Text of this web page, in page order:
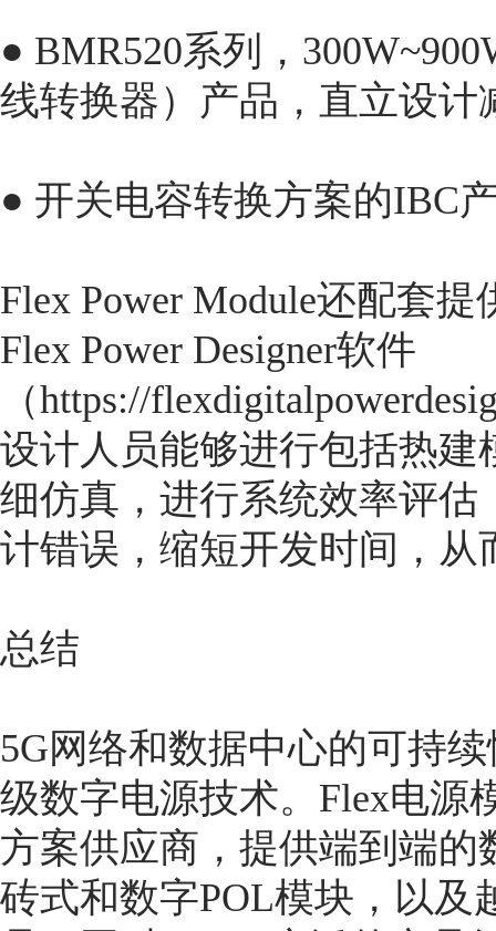
● BMR520系列，
线转换器）产品，直立设
● 开关电容转换方案的IBC
Flex Power Module还配套
Flex Power Designer软件
（https://
设计人员能够进行包括热
细仿真，进行系统效率评
计错误，缩短开发时间，
总结
5G网络和数据中心的可持
级数字电源技术。Flex电源
方案供应商，提供端到端
砖式和数字POL模块，以及